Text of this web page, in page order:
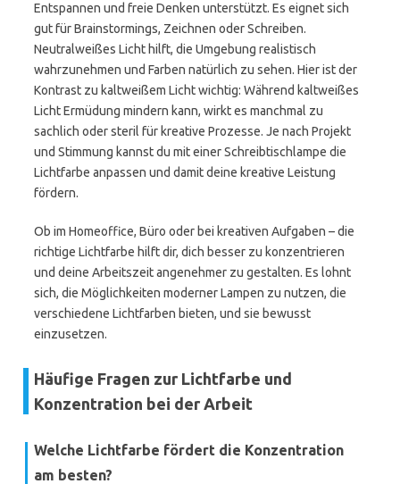
Entspannen und freie Denken unterstützt. Es eignet sich
gut für Brainstormings, Zeichnen oder Schreiben.
Neutralweißes Licht hilft, die Umgebung realistisch
wahrzunehmen und Farben natürlich zu sehen. Hier ist der
Kontrast zu kaltweißem Licht wichtig: Während kaltweißes
Licht Ermüdung mindern kann, wirkt es manchmal zu
sachlich oder steril für kreative Prozesse. Je nach Projekt
und Stimmung kannst du mit einer Schreibtischlampe die
Lichtfarbe anpassen und damit deine kreative Leistung
fördern.
Ob im Homeoffice, Büro oder bei kreativen Aufgaben – die
richtige Lichtfarbe hilft dir, dich besser zu konzentrieren
und deine Arbeitszeit angenehmer zu gestalten. Es lohnt
sich, die Möglichkeiten moderner Lampen zu nutzen, die
verschiedene Lichtfarben bieten, und sie bewusst
einzusetzen.
Häufige Fragen zur Lichtfarbe und
Konzentration bei der Arbeit
Welche Lichtfarbe fördert die Konzentration
am besten?